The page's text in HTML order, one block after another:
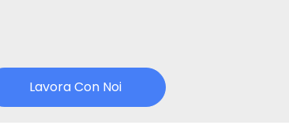
Lavora Con Noi